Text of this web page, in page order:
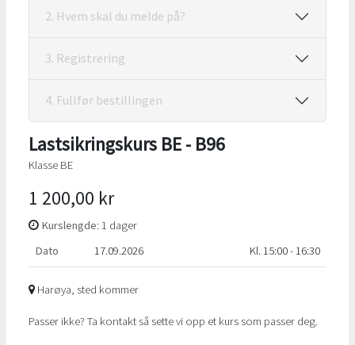
2. Hvem skal du melde på?
3. Registrering
4. Fullfør bestillingen
Lastsikringskurs BE - B96
Klasse BE
1 200,00 kr
Kurslengde: 1 dager
Dato
17.09.2026 Kl. 15:00 - 16:30
Harøya, sted kommer
Passer ikke? Ta kontakt så sette vi opp et kurs som passer deg.